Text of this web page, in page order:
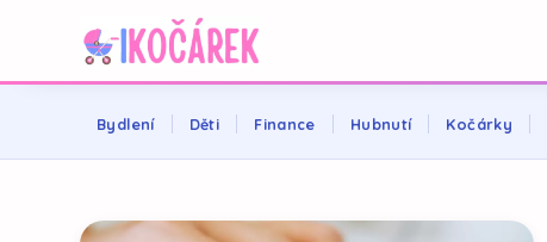
Bydlení Děti Finance Hubnutí Kočárky